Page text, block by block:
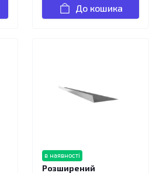
До кошика
в наявності
Розширений